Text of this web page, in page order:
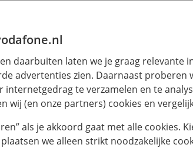
daarbuiten laten we je graag relevante
advertenties zien. Daarnaast proberen
te verzamelen en te
wij (en onze partners) cookies en
als je akkoord gaat met alle cookies.
we alleen strikt noodzakelijke